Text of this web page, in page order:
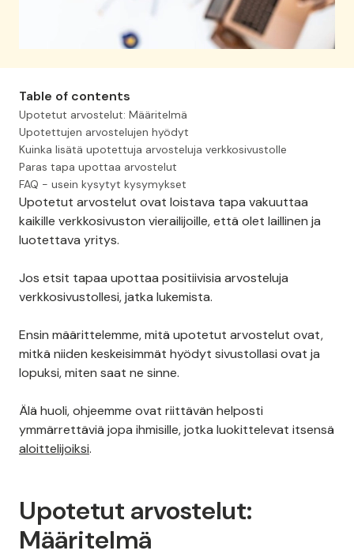
Table of contents
Upotetut arvostelut: Määritelmä
Upotettujen arvostelujen hyödyt
Kuinka lisätä upotettuja arvosteluja verkkosivustolle
Paras tapa upottaa arvostelut
FAQ - usein kysytyt kysymykset
Upotetut arvostelut ovat loistava tapa vakuuttaa
kaikille verkkosivuston vierailijoille, että olet laillinen ja
luotettava yritys.
Jos etsit tapaa upottaa positiivisia arvosteluja
verkkosivustollesi, jatka lukemista.
Ensin määrittelemme, mitä upotetut arvostelut ovat,
mitkä niiden keskeisimmät hyödyt sivustollasi ovat ja
lopuksi, miten saat ne sinne.
Älä huoli, ohjeemme ovat riittävän helposti
ymmärrettäviä jopa ihmisille, jotka luokittelevat itsensä
aloittelijoiksi.
Upotetut arvostelut:
Määritelmä